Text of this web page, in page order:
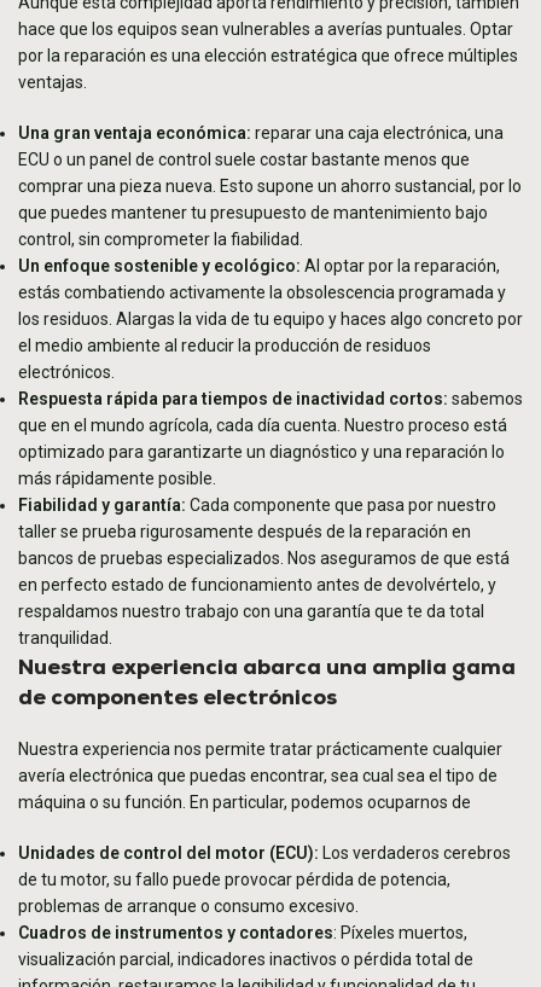
hace que los equipos sean vulnerables a averías puntuales. Optar
por la reparación es una elección estratégica que ofrece múltiples
ventajas.
Una gran ventaja económica: reparar una caja electrónica, una
ECU o un panel de control suele costar bastante menos que
comprar una pieza nueva. Esto supone un ahorro sustancial, por lo
que puedes mantener tu presupuesto de mantenimiento bajo
control, sin comprometer la fiabilidad.
Un enfoque sostenible y ecológico: Al optar por la reparación,
estás combatiendo activamente la obsolescencia programada y
los residuos. Alargas la vida de tu equipo y haces algo concreto por
el medio ambiente al reducir la producción de residuos
electrónicos.
Respuesta rápida para tiempos de inactividad cortos: sabemos
que en el mundo agrícola, cada día cuenta. Nuestro proceso está
optimizado para garantizarte un diagnóstico y una reparación lo
más rápidamente posible.
Fiabilidad y garantía: Cada componente que pasa por nuestro
taller se prueba rigurosamente después de la reparación en
bancos de pruebas especializados. Nos aseguramos de que está
en perfecto estado de funcionamiento antes de devolvértelo, y
respaldamos nuestro trabajo con una garantía que te da total
tranquilidad.
Nuestra experiencia abarca una amplia gama
de componentes electrónicos
Nuestra experiencia nos permite tratar prácticamente cualquier
avería electrónica que puedas encontrar, sea cual sea el tipo de
máquina o su función. En particular, podemos ocuparnos de
Unidades de control del motor (ECU): Los verdaderos cerebros
de tu motor, su fallo puede provocar pérdida de potencia,
problemas de arranque o consumo excesivo.
Cuadros de instrumentos y contadores: Píxeles muertos,
visualización parcial, indicadores inactivos o pérdida total de